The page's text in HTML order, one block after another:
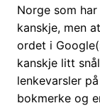
Norge som
kanskje, men
ordet i
kanskje litt
lenkevarsler
bokmerke og